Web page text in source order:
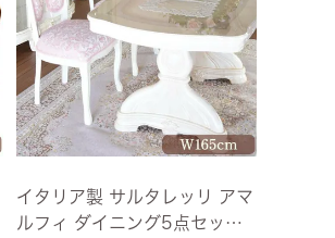
イタリア製 サルタレッリ アマ
ルフィ ダイニング5点セット